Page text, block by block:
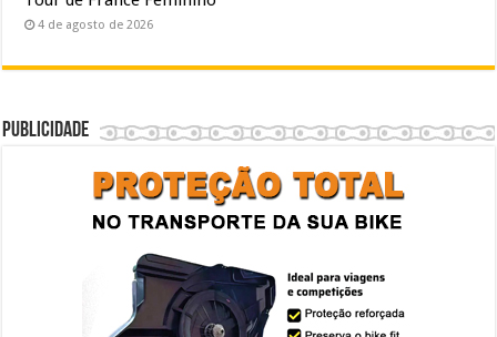
4 de agosto de 2026
Publicidade